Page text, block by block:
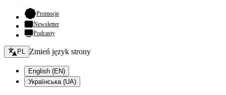
Promocje- otwiera się w nowej karcie
Newsletter
Podcasty
Zmień język - bieżący:
PL Zmień język strony
English (EN)
Українська (UA)